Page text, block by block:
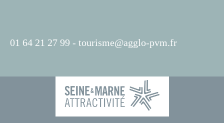
01 64 21 27 99 - tourisme@agglo-pvm.fr